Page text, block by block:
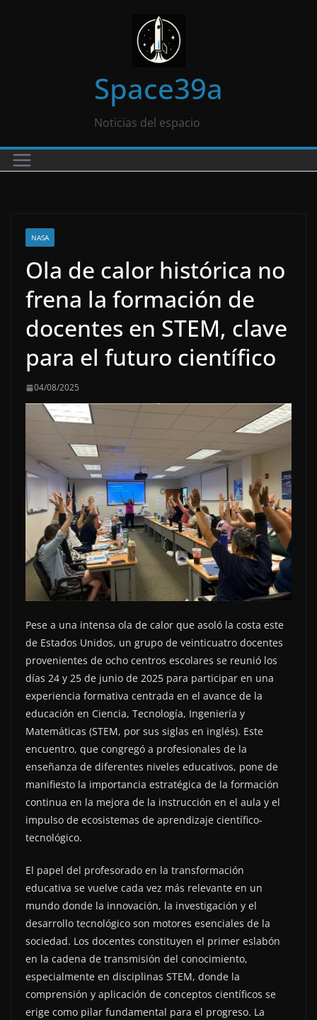
Space39a
Noticias del espacio
NASA
Ola de calor histórica no
frena la formación de
docentes en STEM, clave
para el futuro científico
04/08/2025
Pese a una intensa ola de calor que asoló la costa este
de Estados Unidos, un grupo de veinticuatro docentes
provenientes de ocho centros escolares se reunió los
días 24 y 25 de junio de 2025 para participar en una
experiencia formativa centrada en el avance de la
educación en Ciencia, Tecnología, Ingeniería y
Matemáticas (STEM, por sus siglas en inglés). Este
encuentro, que congregó a profesionales de la
enseñanza de diferentes niveles educativos, pone de
manifiesto la importancia estratégica de la formación
continua en la mejora de la instrucción en el aula y el
impulso de ecosistemas de aprendizaje científico-
tecnológico.
El papel del profesorado en la transformación
educativa se vuelve cada vez más relevante en un
mundo donde la innovación, la investigación y el
desarrollo tecnológico son motores esenciales de la
sociedad. Los docentes constituyen el primer eslabón
en la cadena de transmisión del conocimiento,
especialmente en disciplinas STEM, donde la
comprensión y aplicación de conceptos científicos se
erige como pilar fundamental para el progreso. La